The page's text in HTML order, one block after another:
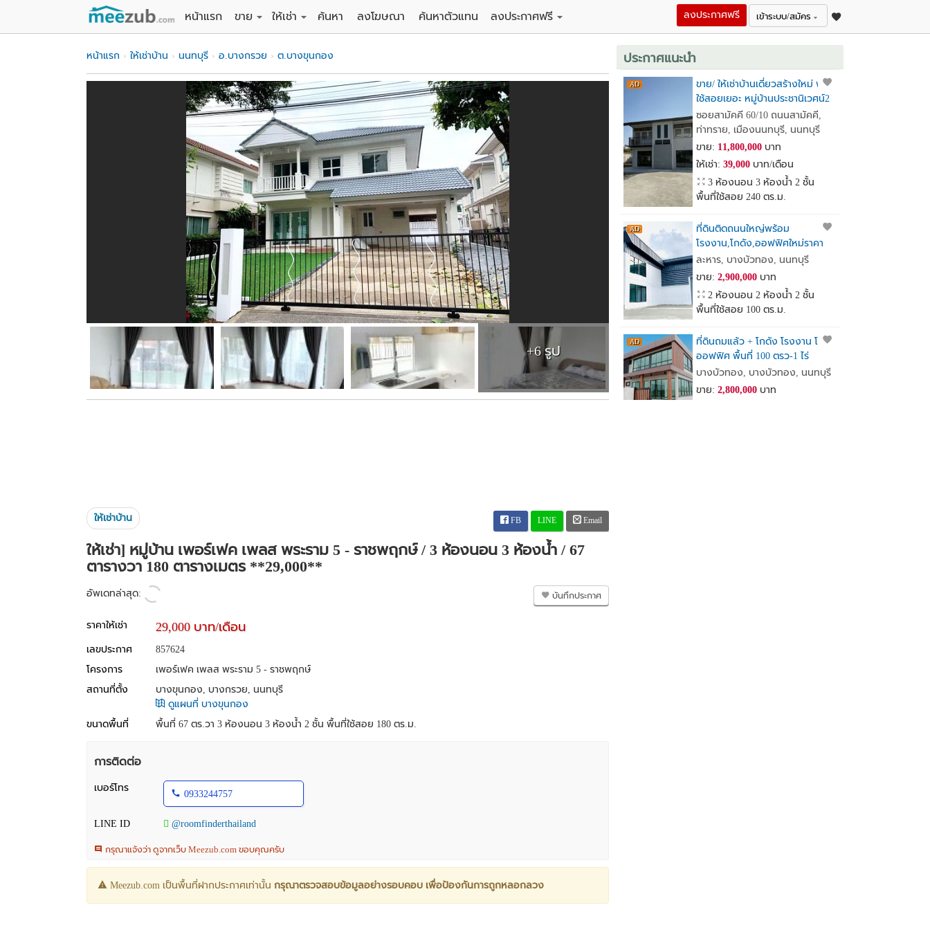
หน้าแรก
ขาย
ขายบ้าน
ขายคอนโด
ขายทาวน์เฮาส์
ขายอพาร์ทเม้นท์ / โรงแรม
ขายอาคารพาณิชย์ / สำนักงาน
ขายโรงงาน / โกดัง
ให้เช่า
ให้เช่าบ้าน
ให้เช่าคอนโด
ให้เช่าทาวน์เฮาส์
ให้เช่าอพาร์ทเม้นท์ / โรงแรม
ให้เช่าอาคารพาณิชย์ / สำนักงาน
ให้เช่าโรงงาน / โกดัง
ค้นหา ลงโฆษณา ค้นหาตัวแทน
ลงประกาศฟรี
เข้าระบบ/สมัคร
ลงประกาศฟรี
หน้าแรก ให้เช่าบ้าน นนทบุรี อ.บางกรวย ต.บางขุนกอง
+6 รูป
ให้เช่าบ้าน FB LINE Email
ให้เช่า] หมู่บ้าน เพอร์เฟค เพลส พระราม 5 - ราชพฤกษ์ / 3 ห้องนอน 3 ห้องน้ำ / 67
ตารางวา 180 ตารางเมตร **29,000**
อัพเดทล่าสุด: บันทึกประกาศ
ราคาให้เช่า 29,000 บาท/เดือน
เลขประกาศ
857624
โครงการ
เพอร์เฟค เพลส พระราม 5 - ราชพฤกษ์
สถานที่ตั้ง
บางขุนกอง, บางกรวย, นนทบุรี
ดูแผนที่ บางขุนกอง
ขนาดพื้นที่
พื้นที่ 67 ตร.วา 3 ห้องนอน 3 ห้องน้ำ 2 ชั้น พื้นที่ใช้สอย 180 ตร.ม.
การติดต่อ
เบอร์โทร
0933244757
LINE ID @roomfinderthailand
กรุณาแจ้งว่า ดูจากเว็บ Meezub.com ขอบคุณครับ
Meezub.com เป็นพื้นที่ฝากประกาศเท่านั้น กรุณาตรวจสอบข้อมูลอย่างรอบคอบ เพื่อป้องกันการถูกหลอกลวง
ประกาศแนะนำ
ขาย/ ให้เช่าบ้านเดี่ยวสร้างใหม่ พื้นที่
ใช้สอยเยอะ หมู่บ้านประชานิเวศน์2
เหมาะทำ Home Office
ซอยสามัคคี 60/10 ถนนสามัคคี,
ท่าทราย, เมืองนนทบุรี, นนทบุรี
ขาย: 11,800,000บาท
ให้เช่า: 39,000บาท/เดือน
3 ห้องนอน 3 ห้องน้ำ 2 ชั้น
พื้นที่ใช้สอย 240 ตร.ม.
ที่ดินติดถนนใหญ่พร้อม
โรงงาน,โกดัง,ออฟฟิศใหม่ราคา
เพียง2.9ล้านบาทเท่านั้น
ละหาร, บางบัวทอง, นนทบุรี
ขาย: 2,900,000บาท
2 ห้องนอน 2 ห้องน้ำ 2 ชั้น
พื้นที่ใช้สอย 100 ตร.ม.
ที่ดินถมแล้ว + โกดัง โรงงาน โฮม
ออฟฟิศ พื้นที่ 100 ตรว-1 ไร่
เจ้าของขายเอง
บางบัวทอง, บางบัวทอง, นนทบุรี
ขาย: 2,800,000บาท